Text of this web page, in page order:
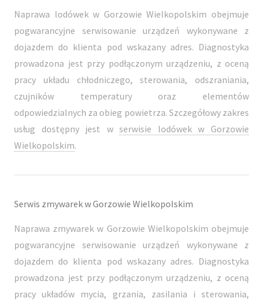
Naprawa lodówek w Gorzowie Wielkopolskim obejmuje
pogwarancyjne serwisowanie urządzeń wykonywane z
dojazdem do klienta pod wskazany adres. Diagnostyka
prowadzona jest przy podłączonym urządzeniu, z oceną
pracy układu chłodniczego, sterowania, odszraniania,
czujników temperatury oraz elementów
odpowiedzialnych za obieg powietrza. Szczegółowy zakres
usług dostępny jest wserwisie lodówek w Gorzowie
Wielkopolskim.
Serwis zmywarek w Gorzowie Wielkopolskim
Naprawa zmywarek w Gorzowie Wielkopolskim obejmuje
pogwarancyjne serwisowanie urządzeń wykonywane z
dojazdem do klienta pod wskazany adres. Diagnostyka
prowadzona jest przy podłączonym urządzeniu, z oceną
pracy układów mycia, grzania, zasilania i sterowania,